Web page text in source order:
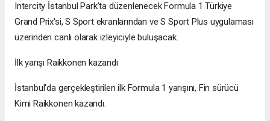
Intercity İstanbul Park’ta düzenlenecek Formula 1 Türkiye
Grand Prix'si, S Sport ekranlarından ve S Sport Plus uygulaması
üzerinden canlı olarak izleyiciyle buluşacak.
İlk yarışı Raikkonen kazandı
İstanbul'da gerçekleştirilen ilk Formula 1 yarışını, Fin sürücü
Kimi Raikkonen kazandı.